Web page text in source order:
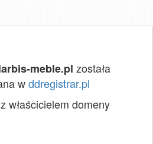
meble.pl została
wddregistrar.pl
z właścicielem domeny